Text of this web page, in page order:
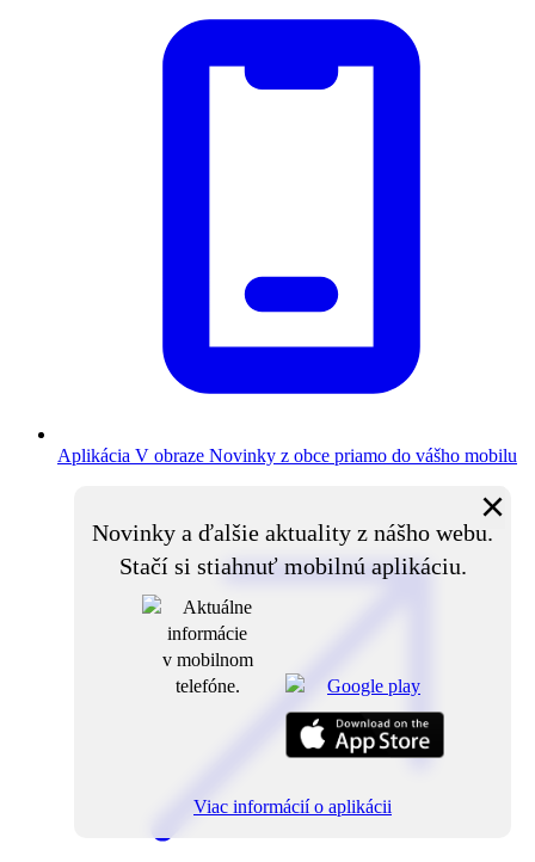
Aplikácia V obraze Novinky z obce priamo do vášho mobilu
Novinky a ďalšie aktuality z nášho webu.
Stačí si stiahnuť mobilnú aplikáciu.
×
Viac informácií o aplikácii